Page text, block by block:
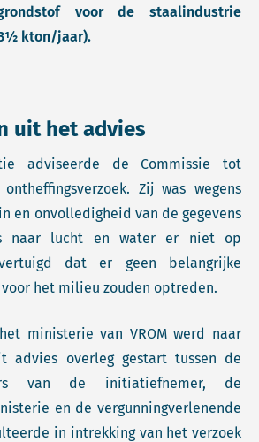
voor de staalindustrie
kton/jaar).
uit het advies
adviseerde de Commissie tot
Zij was wegens
en onvolledigheid van de gegevens
naar lucht en water er niet op
dat er geen belangrijke
het milieu zouden optreden.
ministerie van VROM werd naar
advies overleg gestart tussen de
van de initiatiefnemer, de
en de vergunningverlenende
in intrekking van het verzoek